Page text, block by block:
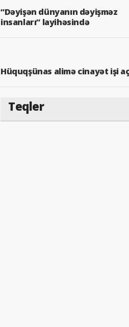
“Dəyişən dünyanın dəyişməz
insanları” layihəsində
Hüquqşünas alimə cinayət işi
Teqler